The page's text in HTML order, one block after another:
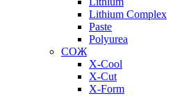
Lithium Complex
Paste
Polyurea
СОЖ
X-Cool
X-Cut
X-Form